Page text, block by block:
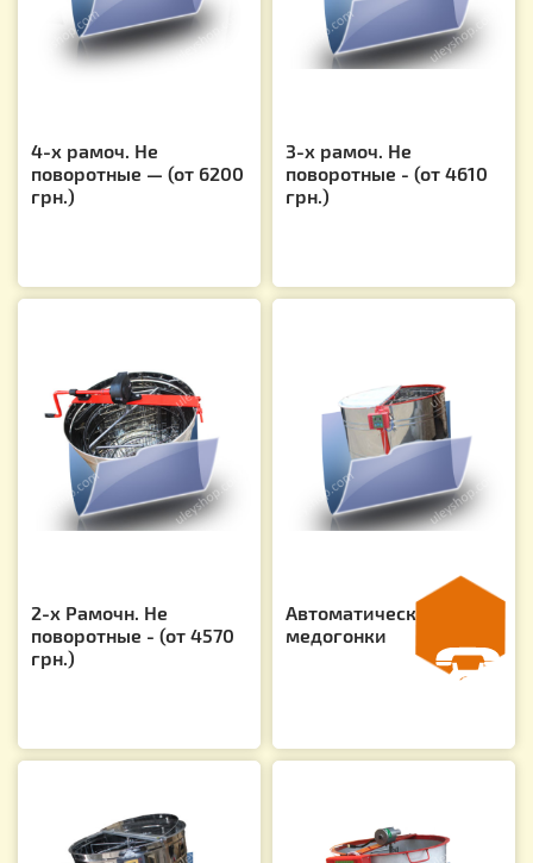
4-х рамоч. Не
поворотные — (от 6200
грн.)
3-х рамоч. Не
поворотные - (от 4610
грн.)
2-х Рамочн. Не
поворотные - (от 4570
грн.)
Автоматические
медогонки